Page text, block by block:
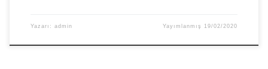
Yazarı: admin Yayımlanmış 19/02/2020